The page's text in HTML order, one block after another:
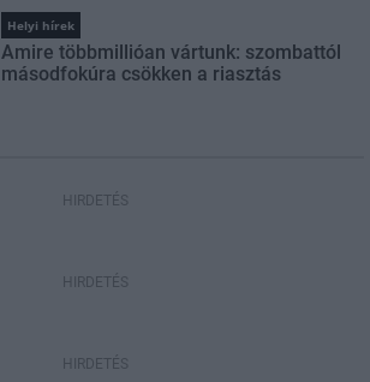
Helyi hírek
Amire többmillióan vártunk: szombattól
másodfokúra csökken a riasztás
HIRDETÉS
HIRDETÉS
HIRDETÉS